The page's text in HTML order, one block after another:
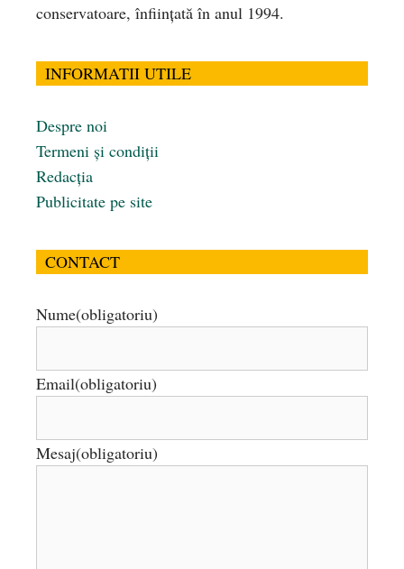
conservatoare, înfiinţată în anul 1994.
INFORMATII UTILE
Despre noi
Termeni și condiții
Redacția
Publicitate pe site
CONTACT
Nume(obligatoriu)
Email(obligatoriu)
Mesaj(obligatoriu)